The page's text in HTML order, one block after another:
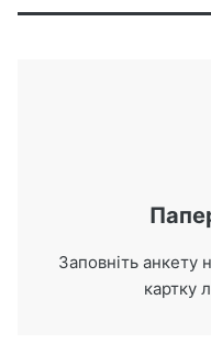
Заповніть анкету
картку